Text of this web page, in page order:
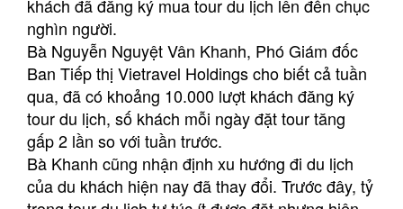
khách đã đăng ký mua tour du lịch lên đến chục
nghìn người.
Bà Nguyễn Nguyệt Vân Khanh, Phó Giám đốc
Ban Tiếp thị Vietravel Holdings cho biết cả tuần
qua, đã có khoảng 10.000 lượt khách đăng ký
tour du lịch, số khách mỗi ngày đặt tour tăng
gấp 2 lần so với tuần trước.
Bà Khanh cũng nhận định xu hướng đi du lịch
của du khách hiện nay đã thay đổi. Trước đây, tỷ